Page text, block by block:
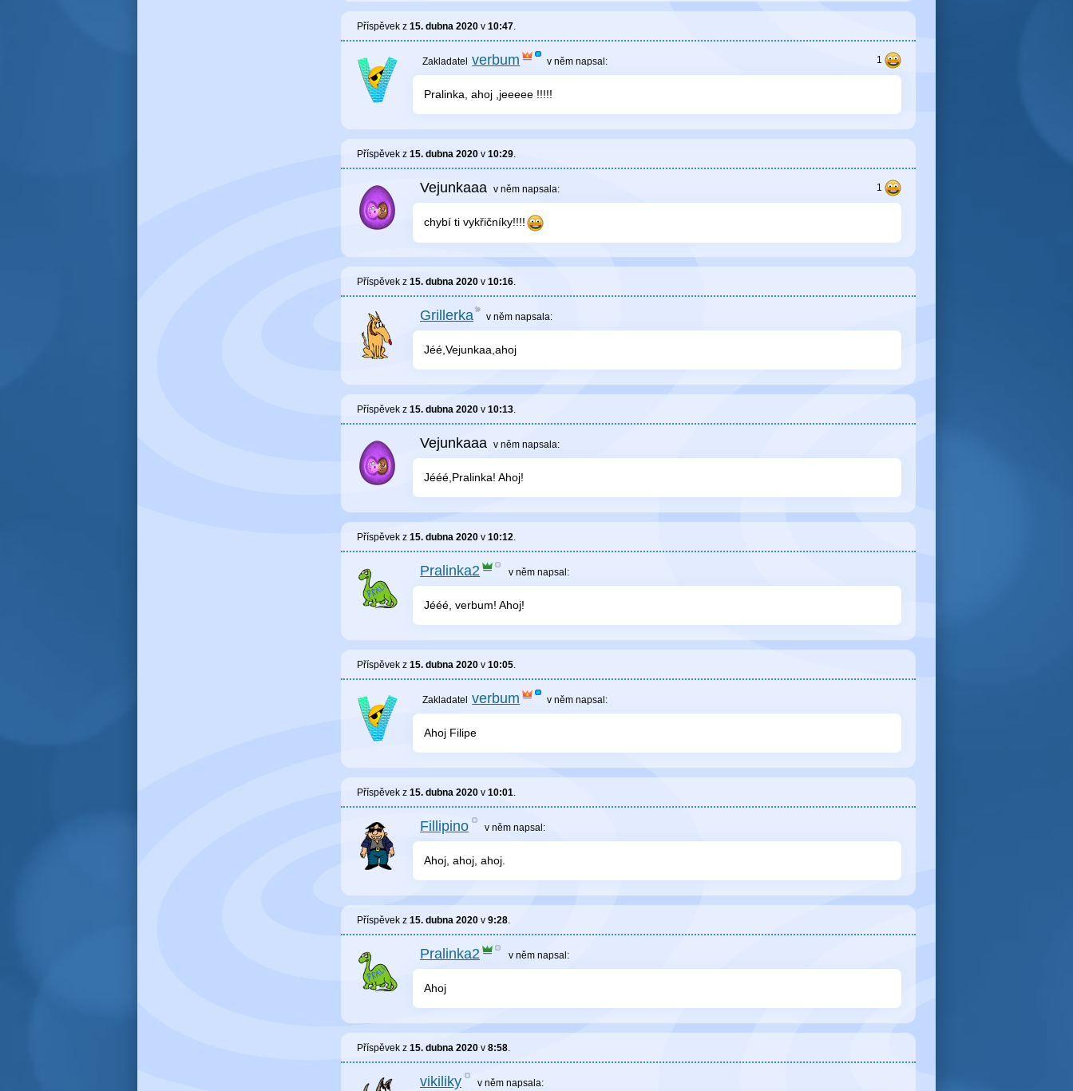
Příspěvek z 15. dubna 2020 v 10:47.
verbum v něm napsal:
Pralinka, ahoj ,jeeeee !!!!!
Příspěvek z 15. dubna 2020 v 10:29.
Vejunkaaa v něm napsala:
chybí ti vykřičníky!!!!
Příspěvek z 15. dubna 2020 v 10:16.
Grillerka v něm napsala:
Jéé,Vejunkaa,ahoj
Příspěvek z 15. dubna 2020 v 10:13.
Vejunkaaa v něm napsala:
Jééé,Pralinka! Ahoj!
Příspěvek z 15. dubna 2020 v 10:12.
Pralinka2 v něm napsal:
Jééé, verbum! Ahoj!
Příspěvek z 15. dubna 2020 v 10:05.
verbum v něm napsal:
Ahoj Filipe
Příspěvek z 15. dubna 2020 v 10:01.
Fillipino v němnapsal:
Ahoj, ahoj, ahoj.
Příspěvek z 15. dubna 2020 v 9:28.
Pralinka2 v něm napsal:
Ahoj
Příspěvek z 15. dubna 2020 v 8:58.
vikiliky v němnapsala: